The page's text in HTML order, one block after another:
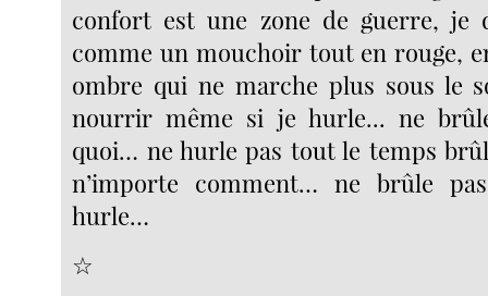
confort est une zone de guerre, je
comme un mouchoir tout en rouge,
ombre qui ne marche plus sous le
nourrir même si je hurle... ne
quoi… ne hurle pas tout le temps
n’importe comment… ne brûle
hurle…
☆